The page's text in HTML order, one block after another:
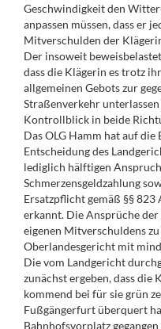
Geschwindigkeit den
anpassen müssen, dass er
Mitverschulden der
Der insoweit
dass die Klägerin es trotz
allgemeinen Gebots zur
Straßenverkehr
Kontrollblick in beide
Das OLG Hamm hat auf
Entscheidung des
lediglich hälftigen
Schmerzensgeldzahlung
Ersatzpflicht gemäß §§ 823
erkannt. Die Ansprüche
eigenen Mitverschuldens
Oberlandesgericht mit
Die vom Landgericht
zunächst ergeben, dass die
kommend bei für sie grün
Fußgängerfurt überquert
Bahnhofsvorplatz